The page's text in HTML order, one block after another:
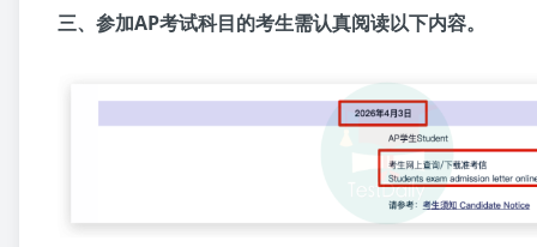
三、参加AP考试科目的考生需认真阅读以下内容。